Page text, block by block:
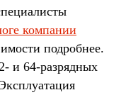
компании
подробнее.
и 64-разрядных